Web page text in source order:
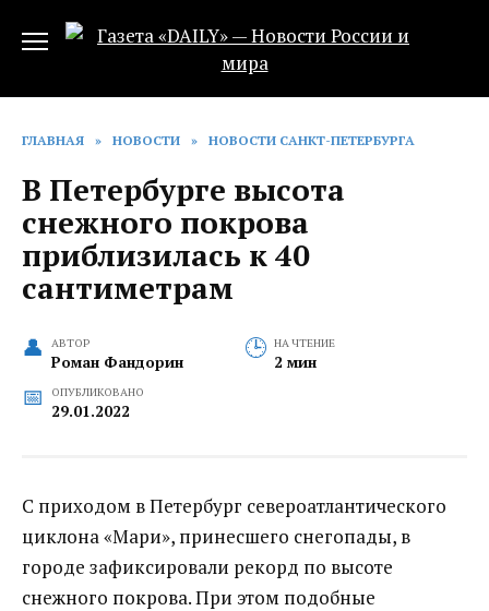
ГЛАВНАЯ » НОВОСТИ » НОВОСТИ САНКТ-ПЕТЕРБУРГА
В Петербурге высота
снежного покрова
приблизилась к 40
сантиметрам
АВТОР
Роман Фандорин
НА ЧТЕНИЕ
2 мин
ОПУБЛИКОВАНО
29.01.2022
С приходом в Петербург североатлантического
циклона «Мари», принесшего снегопады, в
городе зафиксировали рекорд по высоте
снежного покрова. При этом подобные